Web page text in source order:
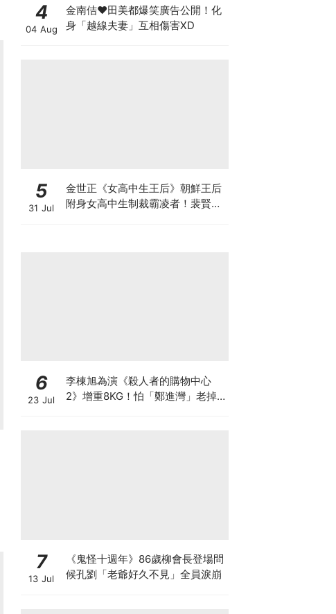
4
04 Aug
金南佶♥田美都爆笑廣告公開！化
身「越線夫妻」互相傷害XD
5
31 Jul
金世正《女高中生王后》朝鮮王后
附身女高中生制裁霸凌者！裴賢聖.
6
23 Jul
李棟旭為演《殺人者的購物中心
2》增重8KG！怕「鄭進灣」老掉
7
13 Jul
《鬼怪十週年》86歲柳會長登場問
候孔劉「老爺好久不見」全員淚崩